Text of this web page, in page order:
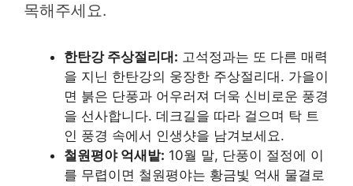
목해주세요.
한탄강 주상절리대: 고석정과는 또 다른 매력
을 지닌 한탄강의 웅장한 주상절리대. 가을이
면 붉은 단풍과 어우러져 더욱 신비로운 풍경
을 선사합니다. 데크길을 따라 걸으며 탁 트
인 풍경 속에서 인생샷을 남겨보세요.
철원평야 억새밭: 10월 말, 단풍이 절정에 이
를 무렵이면 철원평야는 황금빛 억새 물결로